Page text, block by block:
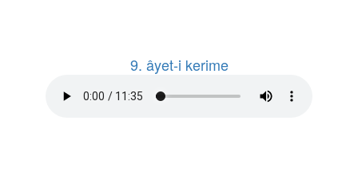
9. âyet-i kerime